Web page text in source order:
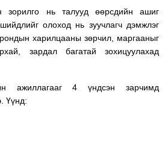
зорилго нь талууд өөрсдийн ашиг
олоход нь зуучлагч дэмжлэг
харилцааны зөрчил, маргааныг
зардал багатай зохицуулахад
ажиллагааг 4 үндсэн зарчимд
Үүнд: